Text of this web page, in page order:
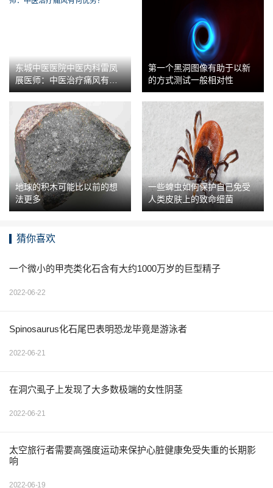
东城中医医院中医内科雷凤
展医师：中医治疗痛风有何
优势？
第一个黑洞图像有助于以新
的方式测试一般相对性
地球的积木可能比以前的想
法更多
一些蜱虫如何保护自己免受
人类皮肤上的致命细菌
猜你喜欢
一个微小的甲壳类化石含有大约1000万岁的巨型精子
2022-06-22
Spinosaurus化石尾巴表明恐龙毕竟是游泳者
2022-06-21
在洞穴虱子上发现了大多数极端的女性阴茎
2022-06-21
太空旅行者需要高强度运动来保护心脏健康免受失重的长期影
响
2022-06-19